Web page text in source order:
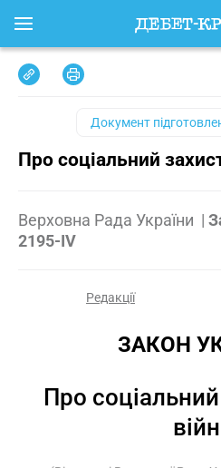
Документ
Про соціальний
Верховна Рада України |
2195-IV
Редакції
ЗАКОН
Про соціальний